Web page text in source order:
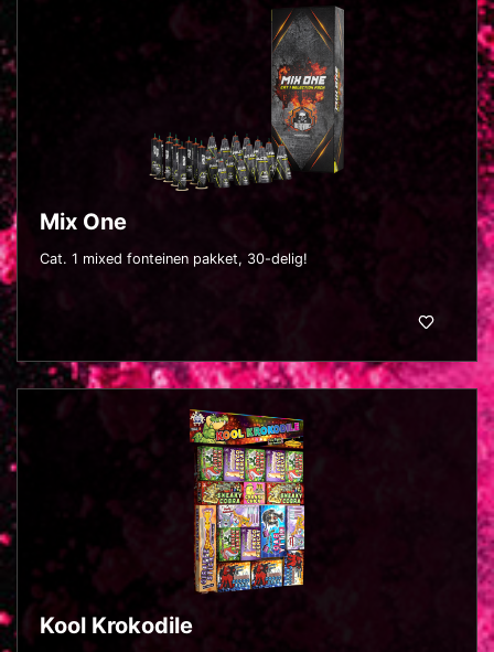
Mix One
Cat. 1 mixed fonteinen pakket, 30-delig!
Kool Krokodile